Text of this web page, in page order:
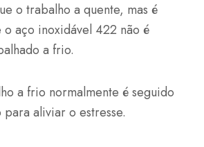
o trabalho a quente, mas é
aço inoxidável 422 não é
a frio.
a frio normalmente é seguido
aliviar o estresse.